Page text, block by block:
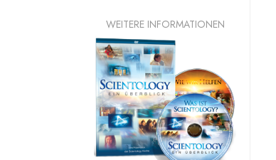
WEITERE INFORMATIONEN